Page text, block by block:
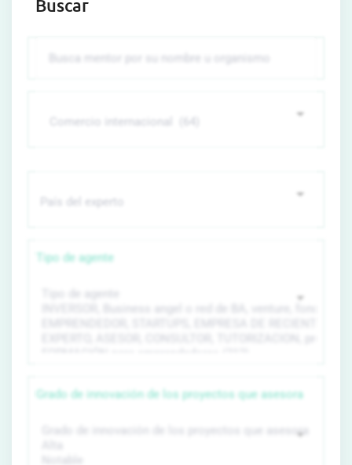
Buscar
Tipo de agente
Grado de innovación de los proyectos que asesora